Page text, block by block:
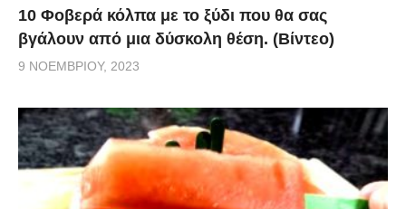
10 Φοβερά κόλπα με το ξύδι που θα σας
βγάλουν από μια δύσκολη θέση. (Βίντεο)
9 ΝΟΕΜΒΡΊΟΥ, 2023